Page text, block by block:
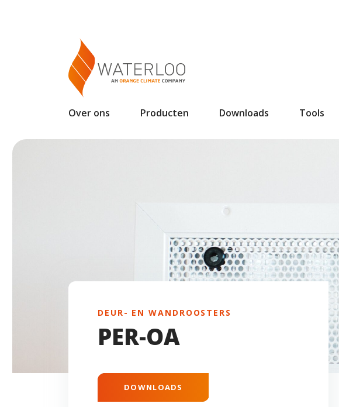
Over ons Producten Downloads Tools
DEUR- EN WANDROOSTERS
PER-OA
DOWNLOADS